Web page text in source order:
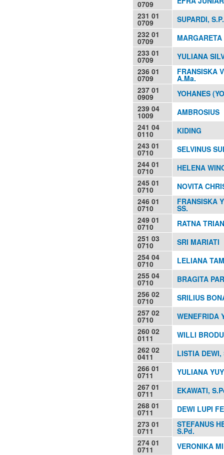
0709
231 01
0709
SUPARDI, S.P.
232 01
0709
233 01
0709
YULIANA
236 01
0709
FRANSISKA
A.Ma.
237 01
0909
YOHANES
239 04
1009
AMBROSIUS
241 04
0110
KIDING
243 01
0710
SELVINUS
244 01
0710
HELENA
245 01
0710
NOVITA
246 01
0710
FRANSISKA
SS.
249 01
0710
RATNA
251 03
0710
SRI MARIATI
254 04
0710
LELIANA
255 04
0710
BRAGITA
256 02
0710
SRILIUS
257 02
0710
WENEFRIDA
260 02
0111
WILLI
262 02
0411
LISTIA DEWI,
266 01
0711
YULIANA
267 01
0711
EKAWATI,
268 01
0711
DEWI LUPI
273 01
0711
STEFANUS
S.Pd.
274 01
0711
VERONIKA